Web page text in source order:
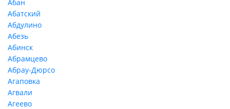
Абан
Абатский
Абдулино
Абезь
Абинск
Абрамцево
Абрау-Дюрсо
Агаповка
Агвали
Агеево